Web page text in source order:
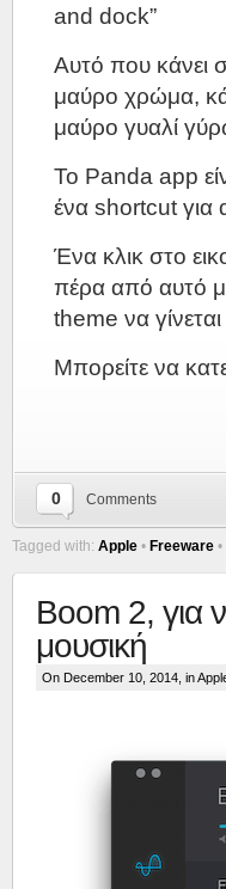
and dock”
Αυτό που κάνει
μαύρο χρώμα,
μαύρο γυαλί
Το Panda app
ένα shortcut για
Ένα κλικ στο
πέρα από αυτό
theme να
Μπορείτε να
0 Comments
Tagged with: Apple • Freeware •
Boom 2, για
μουσική
On December 10, 2014, in